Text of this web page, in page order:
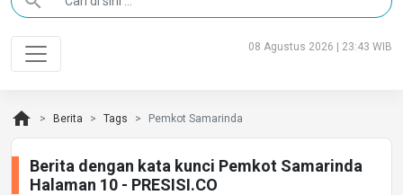
08 Agustus 2026 | 23:43 WIB
home Berita Tags Pemkot Samarinda
Berita dengan kata kunci Pemkot Samarinda
Halaman 10 - PRESISI.CO